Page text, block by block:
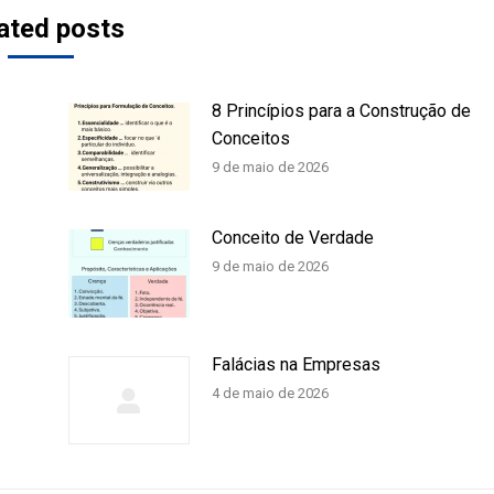
posts
8 Princípios para a Construção de
Conceitos
9 de maio de 2026
Conceito de Verdade
9 de maio de 2026
Falácias na Empresas
4 de maio de 2026